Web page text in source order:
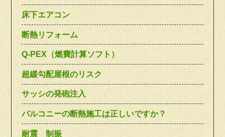
床下エアコン
断熱リフォーム
Q-PEX（燃費計算ソフト）
超緩勾配屋根のリスク
サッシの発砲注入
バルコニーの断熱施工は正しいですか？
耐震 制振